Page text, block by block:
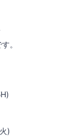
。
)